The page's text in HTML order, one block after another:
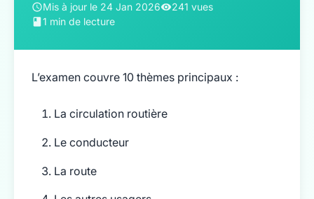
Mis à jour le 24 Jan 2026
241 vues
1 min de lecture
L’examen couvre 10 thèmes principaux :
La circulation routière
Le conducteur
La route